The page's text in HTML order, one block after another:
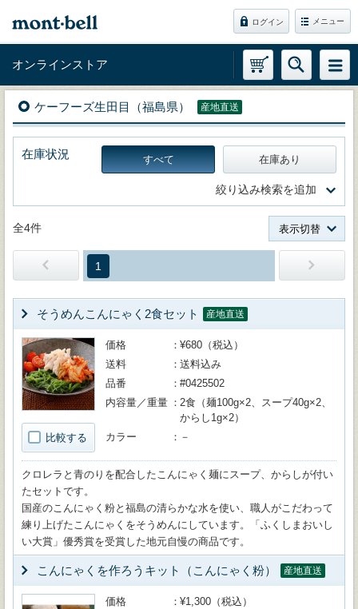
ログイン メニュー
オンラインストア
ケーフーズ生田目（福島県） 産地直送
在庫状況 すべて 在庫あり
絞り込み検索を追加
全4件 表示切替
1
そうめんこんにゃく2食セット 産地直送
比較する
価格
¥680（税込）
送料
送料込み
品番
#0425502
内容量／重量
2食（麺100g×2、スープ40g×2、
からし1g×2）
カラー
－
クロレラと青のりを配合したこんにゃく麺にスープ、からしが付い
たセットです。
国産のこんにゃく粉と福島の清らかな水を使い、職人がこだわって
練り上げたこんにゃくをそうめんにしています。「ふくしまおいし
い大賞」優秀賞を受賞した地元自慢の商品です。
こんにゃくを作ろうキット（こんにゃく粉） 産地直送
価格
¥1,300（税込）